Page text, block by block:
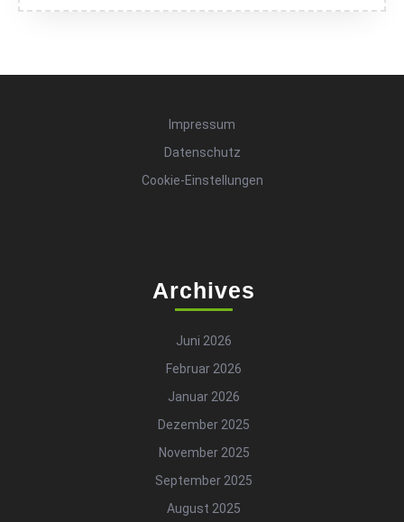
Impressum
Datenschutz
Cookie-Einstellungen
Archives
Juni 2026
Februar 2026
Januar 2026
Dezember 2025
November 2025
September 2025
August 2025